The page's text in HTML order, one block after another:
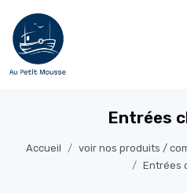
Entrées
Accueil voir nos produits /
Entrées